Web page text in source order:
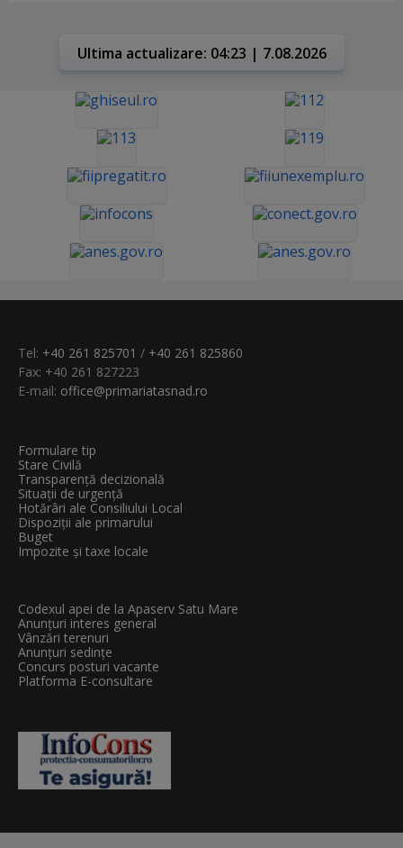
Ultima actualizare: 04:23 | 7.08.2026
Tel: +40 261 825701 / +40 261 825860
Fax: +40 261 827223
E-mail: office@primariatasnad.ro
Formulare tip
Stare Civilă
Transparenţă decizională
Situații de urgență
Hotărâri ale Consiliului Local
Dispoziții ale primarului
Buget
Impozite și taxe locale
Codexul apei de la Apaserv Satu Mare
Anunțuri interes general
Vânzări terenuri
Anunțuri sedințe
Concurs posturi vacante
Platforma E-consultare